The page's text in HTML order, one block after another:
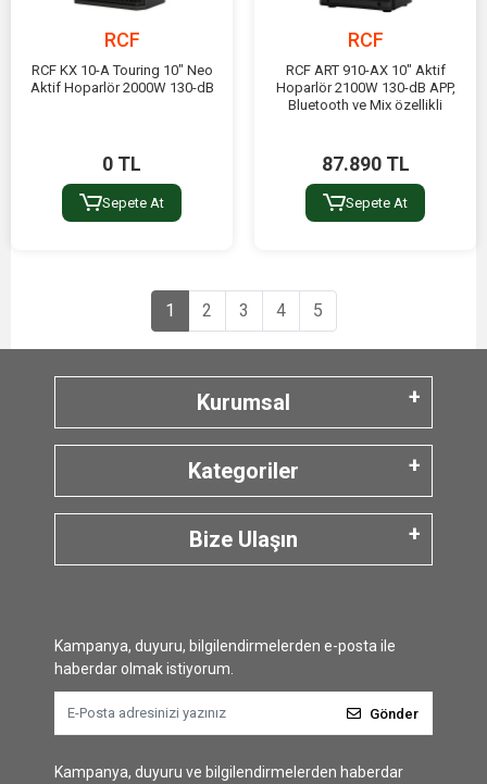
RCF
RCF KX 10-A Touring 10" Neo
Aktif Hoparlör 2000W 130-dB
0 TL
Sepete At
RCF
RCF ART 910-AX 10" Aktif
Hoparlör 2100W 130-dB APP,
Bluetooth ve Mix özellikli
87.890 TL
Sepete At
1 2 3 4 5
Kurumsal
Kategoriler
Bize Ulaşın
Kampanya, duyuru, bilgilendirmelerden e-posta ile
haberdar olmak istiyorum.
Gönder
Kampanya, duyuru ve bilgilendirmelerden haberdar